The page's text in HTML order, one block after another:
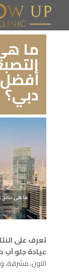
ما
دبي؟
تعرف على
عيادة جلو آب
اللون، مشرقة،